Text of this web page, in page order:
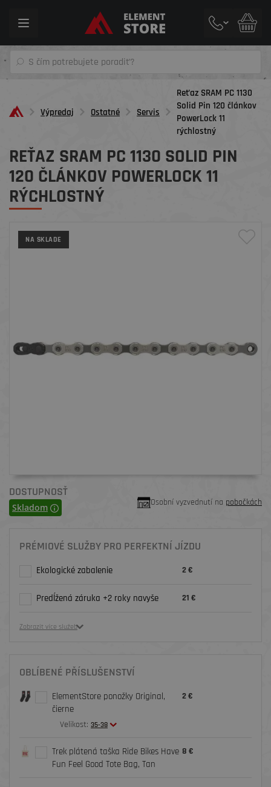
Toggle
Výpredaj Ostatné Servis
Reťaz SRAM PC 1130
Solid Pin 120 článkov
PowerLock 11
rýchlostný
REŤAZ SRAM PC 1130 SOLID PIN
120 ČLÁNKOV POWERLOCK 11
RÝCHLOSTNÝ
NA SKLADE
DOSTUPNOSŤ
Skladom Osobní vyzvednutí na pobočkách
PRÉMIOVÉ SLUŽBY PRO PERFEKTNÍ JÍZDU
Ekologické zabalenie 2 €
Predĺžená záruka +2 roky navyše 21 €
Zobrazit více služeb
OBLÍBENÉ PŘÍSLUŠENSTVÍ
ElementStore ponožky Original,
čierne
Velikost: 35-38
2 €
Trek plátená taška Ride Bikes Have
Fun Feel Good Tote Bag, Tan
8 €